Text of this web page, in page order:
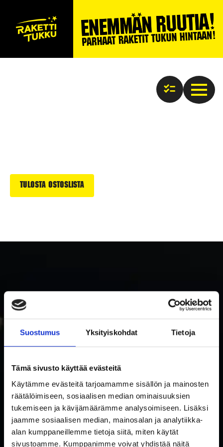
Suostumus Yksityiskohdat Tietoja
Tämä sivusto käyttää evästeitä
Käytämme evästeitä tarjoamamme sisällön ja mainosten
räätälöimiseen, sosiaalisen median ominaisuuksien
tukemiseen ja kävijämäärämme analysoimiseen. Lisäksi
jaamme sosiaalisen median, mainosalan ja analytiikka-
alan kumppaneillemme tietoja siitä, miten käytät
sivustoamme. Kumppanimme voivat yhdistää näitä
Tulosta ostoslista
Tilaa uutiskirje ja saat ensimmäisenä tietoa uutuuksista ja
tarjouksista!
Suostumus
*
Hyväksyn tietosuojaselosteen mukaisen tietojeni käytön.
Sähköposti